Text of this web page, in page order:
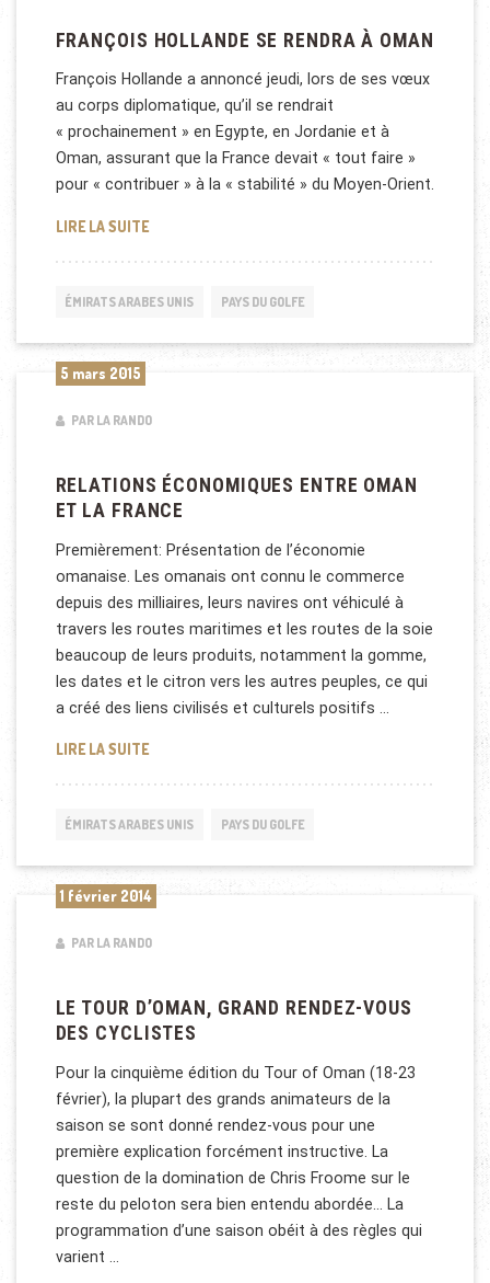
FRANÇOIS HOLLANDE SE RENDRA À OMAN
François Hollande a annoncé jeudi, lors de ses vœux
au corps diplomatique, qu’il se rendrait
« prochainement » en Egypte, en Jordanie et à
Oman, assurant que la France devait « tout faire »
pour « contribuer » à la « stabilité » du Moyen-Orient.
LIRE LA SUITEFRANÇOIS HOLLANDE SE RENDRA À OMAN
ÉMIRATS ARABES UNIS PAYS DU GOLFE
5 mars 2015
PAR LA RANDO
RELATIONS ÉCONOMIQUES ENTRE OMAN
ET LA FRANCE
Premièrement: Présentation de l’économie
omanaise. Les omanais ont connu le commerce
depuis des milliaires, leurs navires ont véhiculé à
travers les routes maritimes et les routes de la soie
beaucoup de leurs produits, notamment la gomme,
les dates et le citron vers les autres peuples, ce qui
a créé des liens civilisés et culturels positifs …
LIRE LA SUITERELATIONS ÉCONOMIQUES ENTRE OMAN ET LA
ÉMIRATS ARABES UNIS PAYS DU GOLFE
1 février 2014
PAR LA RANDO
LE TOUR D’OMAN, GRAND RENDEZ-VOUS
DES CYCLISTES
Pour la cinquième édition du Tour of Oman (18-23
février), la plupart des grands animateurs de la
saison se sont donné rendez-vous pour une
première explication forcément instructive. La
question de la domination de Chris Froome sur le
reste du peloton sera bien entendu abordée… La
programmation d’une saison obéit à des règles qui
varient …